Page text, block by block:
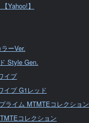
Yahoo!】
ーVer.
Style Gen.
イプ
イプ G1レッド
ライム MTMTEコレクション
コレクション